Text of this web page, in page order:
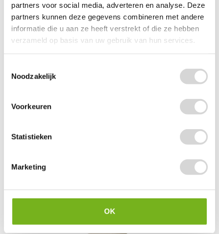
partners voor social media, adverteren en analyse. Deze
partners kunnen deze gegevens combineren met andere
informatie die u aan ze heeft verstrekt of die ze hebben
verzameld op basis van uw gebruik van hun services.
Noodzakelijk
Voorkeuren
Statistieken
Marketing
OK
9,88